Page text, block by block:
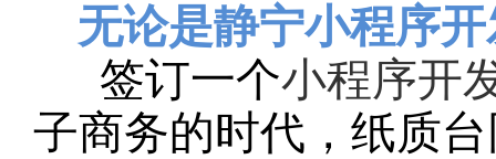
无论是静宁小程序
签订一个小程序开
子商务的时代，纸质